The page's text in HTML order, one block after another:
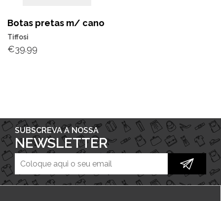
Botas pretas m/ cano
Tiffosi
€39.99
SUBSCREVA A NOSSA
NEWSLETTER